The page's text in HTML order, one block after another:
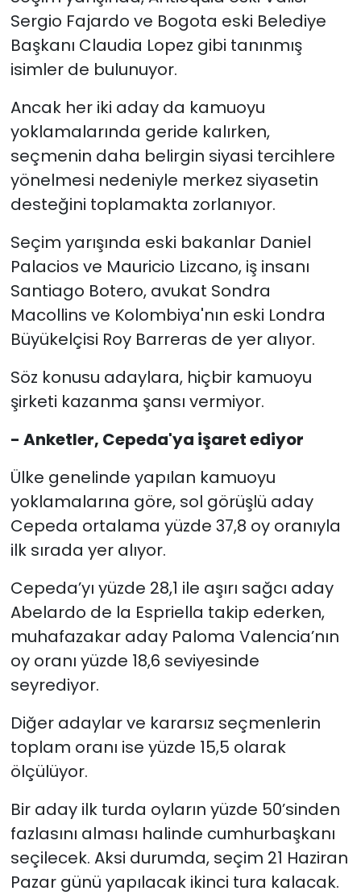
Sergio Fajardo ve Bogota eski Belediye
Başkanı Claudia Lopez gibi tanınmış
isimler de bulunuyor.
Ancak her iki aday da kamuoyu
yoklamalarında geride kalırken,
seçmenin daha belirgin siyasi tercihlere
yönelmesi nedeniyle merkez siyasetin
desteğini toplamakta zorlanıyor.
Seçim yarışında eski bakanlar Daniel
Palacios ve Mauricio Lizcano, iş insanı
Santiago Botero, avukat Sondra
Macollins ve Kolombiya'nın eski Londra
Büyükelçisi Roy Barreras de yer alıyor.
Söz konusu adaylara, hiçbir kamuoyu
şirketi kazanma şansı vermiyor.
- Anketler, Cepeda'ya işaret ediyor
Ülke genelinde yapılan kamuoyu
yoklamalarına göre, sol görüşlü aday
Cepeda ortalama yüzde 37,8 oy oranıyla
ilk sırada yer alıyor.
Cepeda’yı yüzde 28,1 ile aşırı sağcı aday
Abelardo de la Espriella takip ederken,
muhafazakar aday Paloma Valencia’nın
oy oranı yüzde 18,6 seviyesinde
seyrediyor.
Diğer adaylar ve kararsız seçmenlerin
toplam oranı ise yüzde 15,5 olarak
ölçülüyor.
Bir aday ilk turda oyların yüzde 50’sinden
fazlasını alması halinde cumhurbaşkanı
seçilecek. Aksi durumda, seçim 21 Haziran
Pazar günü yapılacak ikinci tura kalacak.